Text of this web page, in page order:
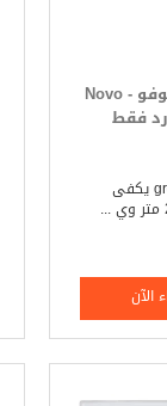
تكييف جري نوفو - Novo
تكييف جرى, gree يكفى